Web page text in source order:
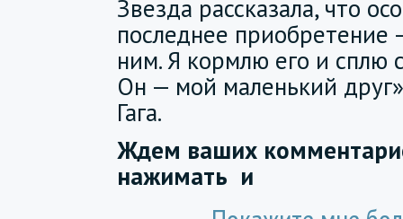
Звезда рассказала, что
последнее приобретение
ним. Я кормлю его и сплю
Он — мой маленький
Гага.
Ждем ваших
нажимать и